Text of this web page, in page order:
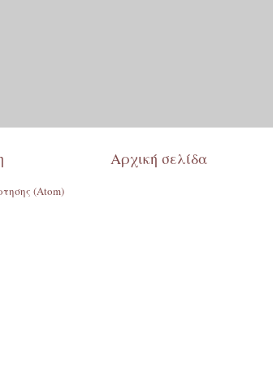
Αρχική σελίδα
(Atom)